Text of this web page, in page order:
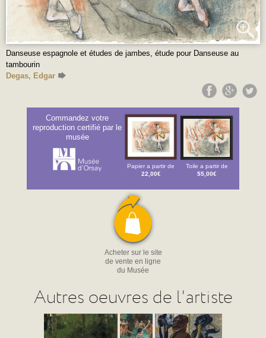
Danseuse espagnole et études de jambes, étude pour Danseuse au
tambourin
Degas, Edgar
Commandez votre
reproduction certifié par le
musée
Papier a partir de
22,00€
Toile a partir de
55,00€
Acheter sur le site
de vente en ligne
du Musée
Autres oeuvres de l'artiste